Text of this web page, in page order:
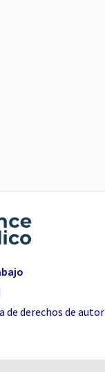
de derechos de autor